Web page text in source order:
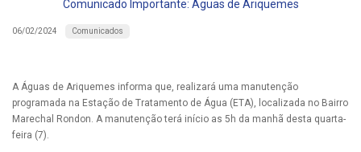
Comunicado Importante: Águas de Ariquemes
06/02/2024 Comunicados
A Águas de Ariquemes informa que, realizará uma manutenção
programada na Estação de Tratamento de Água (ETA), localizada no Bairro
Marechal Rondon. A manutenção terá início as 5h da manhã desta quarta-
feira (7).